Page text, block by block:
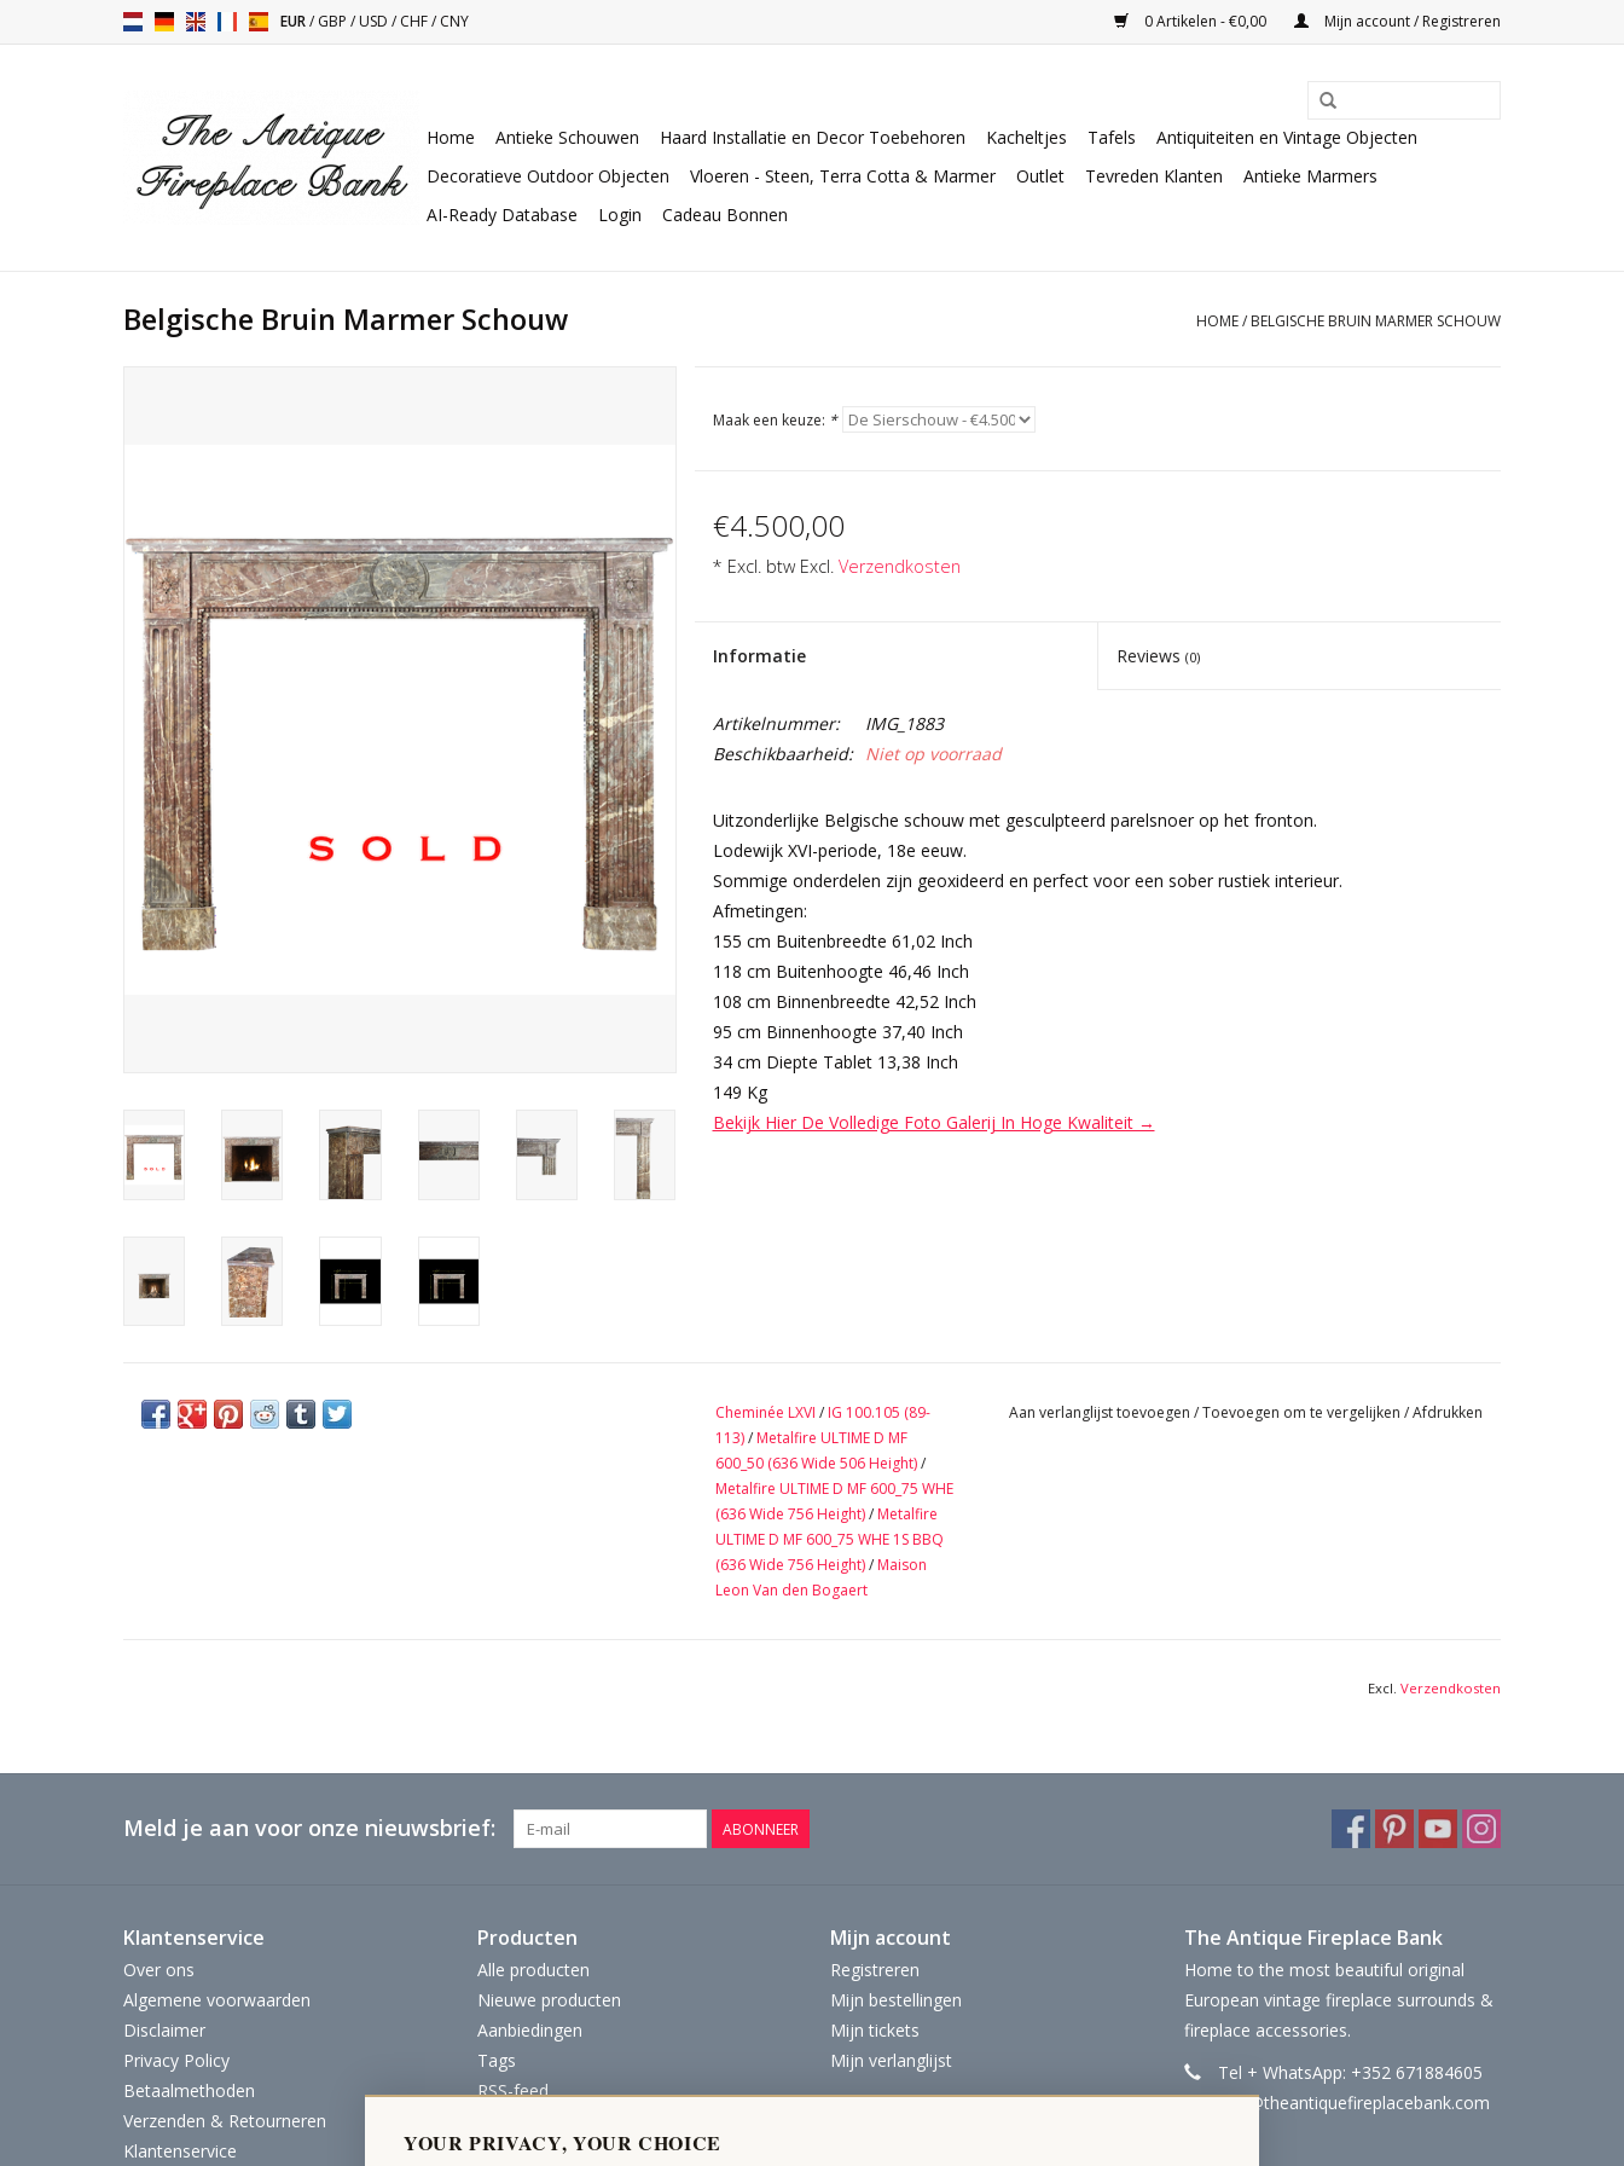
EUR/GBP /USD /CHF/CNY 0 Artikelen - €0,00 Mijn account / Registreren
Home Antieke Schouwen Haard Installatie en Decor Toebehoren Kacheltjes Tafels
Antiquiteiten en Vintage Objecten
Decoratieve Outdoor Objecten
Vloeren - Steen, Terra Cotta & Marmer Outlet Tevreden Klanten
Antieke Marmers
AI-Ready Database
Login Cadeau Bonnen
Belgische Bruin Marmer Schouw HOME/ BELGISCHE BRUIN MARMER SCHOUW
Maak een keuze: *
€4.500,00
* Excl. btw Excl. Verzendkosten
Informatie Reviews(0)
Artikelnummer:
IMG_1883
Beschikbaarheid:
Niet op voorraad
Uitzonderlijke Belgische schouw met gesculpteerd parelsnoer op het fronton.
Lodewijk XVI-periode, 18e eeuw.
Sommige onderdelen zijn geoxideerd en perfect voor een sober rustiek interieur.
Afmetingen:
155 cm Buitenbreedte 61,02 Inch
118 cm Buitenhoogte 46,46 Inch
108 cm Binnenbreedte 42,52 Inch
95 cm Binnenhoogte 37,40 Inch
34 cm Diepte Tablet 13,38 Inch
149 Kg
Bekijk Hier De Volledige Foto Galerij In Hoge Kwaliteit →
Cheminée LXVI / IG 100.105 (89-
113)/ Metalfire ULTIME D MF
600_50 (636 Wide 506 Height)/
Metalfire ULTIME D MF 600_75 WHE
(636 Wide 756 Height)/ Metalfire
ULTIME D MF 600_75 WHE 1S BBQ
(636 Wide 756 Height)/ Maison
Leon Van den Bogaert
Aan verlanglijst toevoegen /Toevoegen om te vergelijken /Afdrukken
Excl. Verzendkosten
Meld je aan voor onze nieuwsbrief: ABONNEER
Klantenservice
Over ons
Algemene voorwaarden
Disclaimer
Privacy Policy
Betaalmethoden
Verzenden & Retourneren
Klantenservice
Producten
Alle producten
Nieuwe producten
Aanbiedingen
Tags
RSS-feed
Mijn account
Registreren
Mijn bestellingen
Mijn tickets
Mijn verlanglijst
The Antique Fireplace Bank
Home to the most beautiful original
European vintage fireplace surrounds &
fireplace accessories.
Tel + WhatsApp: +352 671884605
info@theantiquefireplacebank.com
YOUR PRIVACY, YOUR CHOICE